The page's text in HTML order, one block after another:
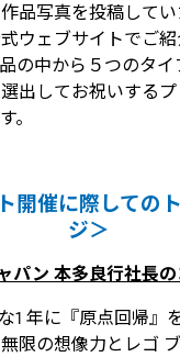
品写真を投稿して
ウェブサイトでご
の中から５つのタ
出してお祝いする
。
開催に際しての
ジ＞
パン 本多良行社長の
1 年に『原点回帰』
限の想像力とレゴ